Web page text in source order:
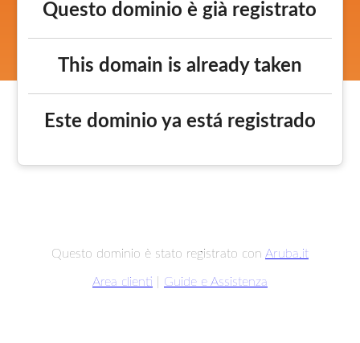
Questo dominio è già registrato
This domain is already taken
Este dominio ya está registrado
Questo dominio è stato registrato con Aruba.it
Area clienti Guide e Assistenza